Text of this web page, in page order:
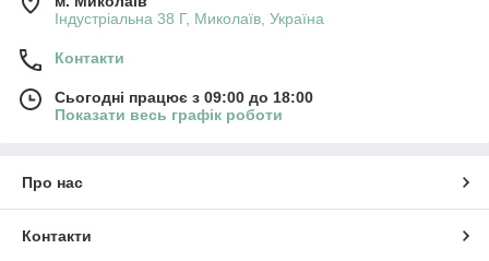
Індустріальна 38 Г, Миколаїв, Україна
Контакти
Сьогодні працює з 09:00 до 18:00
Показати весь графік роботи
Про нас
Контакти